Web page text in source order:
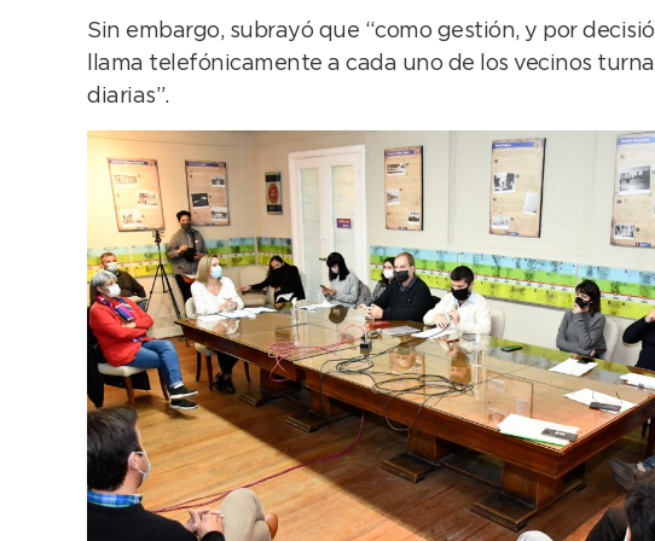
Sin embargo, subrayó que “como gestión, y por
llama telefónicamente a cada uno de los vecinos
diarias”.